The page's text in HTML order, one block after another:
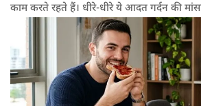
काम करते रहते हैं। धीरे-धीरे ये आदत गर्दन की
दबाव डालने लगती है। शुरुआत में हल्का दर्द और
लेकिन ध्यान न देने पर ये परेशानी बढ़ सकती है।